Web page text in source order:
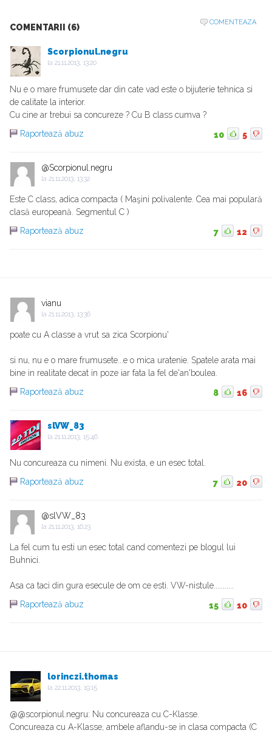
COMENTARII (6)
COMENTEAZA
Scorpionul.negru
la 21.11.2013, 13:20
Nu e o mare frumusete dar din cate vad este o bijuterie tehnica si
de calitate la interior.
Cu cine ar trebui sa concureze ? Cu B class cumva ?
Raportează abuz
10 5
@Scorpionul.negru
la 21.11.2013, 13:32
Este C class, adica compacta ( Maşini polivalente. Cea mai populară
clasă europeană. Segmentul C )
Raportează abuz
7 12
vianu
la 21.11.2013, 13:36
poate cu A classe a vrut sa zica Scorpionu'
si nu, nu e o mare frumusete...e o mica uratenie. Spatele arata mai
bine in realitate decat in poze iar fata la fel de'an'boulea.
Raportează abuz
8 16
slVW_83
la 21.11.2013, 15:46
Nu concureaza cu nimeni. Nu exista, e un esec total.
Raportează abuz
7 20
@slVW_83
la 21.11.2013, 16:23
La fel cum tu esti un esec total cand comentezi pe blogul lui
Buhnici.
Asa ca taci din gura esecule de om ce esti. VW-nistule...........
Raportează abuz
15 10
lorinczi.thomas
la 22.11.2013, 19:15
@@scorpionul.negru: Nu concureaza cu C-Klasse.
Concureaza cu A-Klasse, ambele aflandu-se in clasa compacta (C